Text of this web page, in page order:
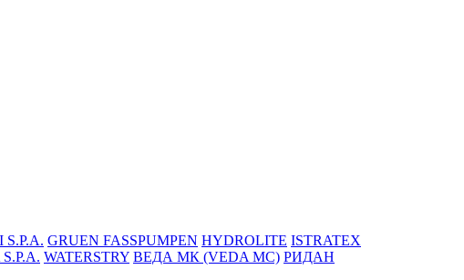
GRUEN FASSPUMPEN HYDROLITE ISTRATEX
WATERSTRY ВЕДА МК (VEDA MC) РИДАН